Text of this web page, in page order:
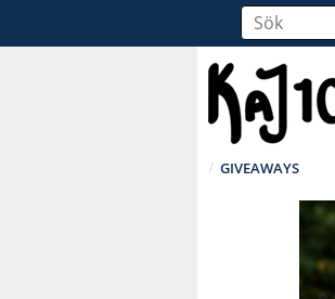
GIVEAWAYS